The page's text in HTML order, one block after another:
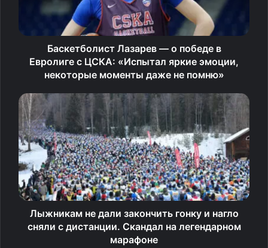
Баскетболист Лазарев — о победе в
Евролиге с ЦСКА: «Испытал яркие эмоции,
некоторые моменты даже не помню»
Лыжникам не дали закончить гонку и нагло
сняли с дистанции. Скандал на легендарном
марафоне